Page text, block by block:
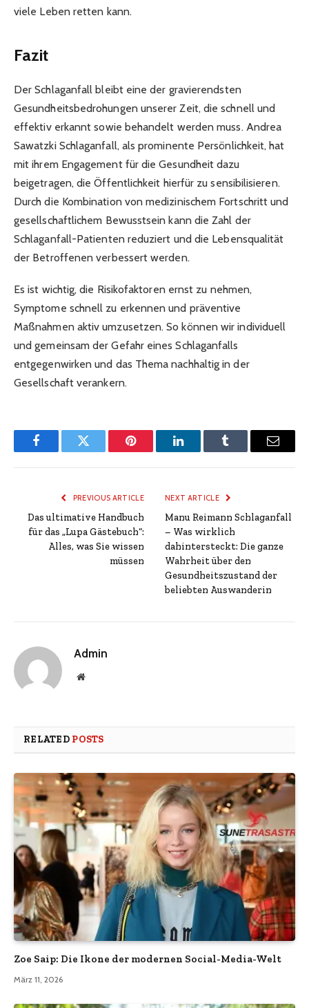
viele Leben retten kann.
Fazit
Der Schlaganfall bleibt eine der gravierendsten
Gesundheitsbedrohungen unserer Zeit, die schnell und
effektiv erkannt sowie behandelt werden muss. Andrea
Sawatzki Schlaganfall, als prominente Persönlichkeit, hat
mit ihrem Engagement für die Gesundheit dazu
beigetragen, die Öffentlichkeit hierfür zu sensibilisieren.
Durch die Kombination von medizinischem Fortschritt und
gesellschaftlichem Bewusstsein kann die Zahl der
Schlaganfall-Patienten reduziert und die Lebensqualität
der Betroffenen verbessert werden.
Es ist wichtig, die Risikofaktoren ernst zu nehmen,
Symptome schnell zu erkennen und präventive
Maßnahmen aktiv umzusetzen. So können wir individuell
und gemeinsam der Gefahr eines Schlaganfalls
entgegenwirken und das Thema nachhaltig in der
Gesellschaft verankern.
FacebookTwitter Pinterest LinkedInTumblr Email
PREVIOUS ARTICLE
Das ultimative Handbuch
für das „Lupa Gästebuch“:
Alles, was Sie wissen
müssen
NEXT ARTICLE
Manu Reimann Schlaganfall
– Was wirklich
dahintersteckt: Die ganze
Wahrheit über den
Gesundheitszustand der
beliebten Auswanderin
Admin
Website
RELATED POSTS
Zoe Saip: Die Ikone der modernen Social-Media-Welt
März 11, 2026